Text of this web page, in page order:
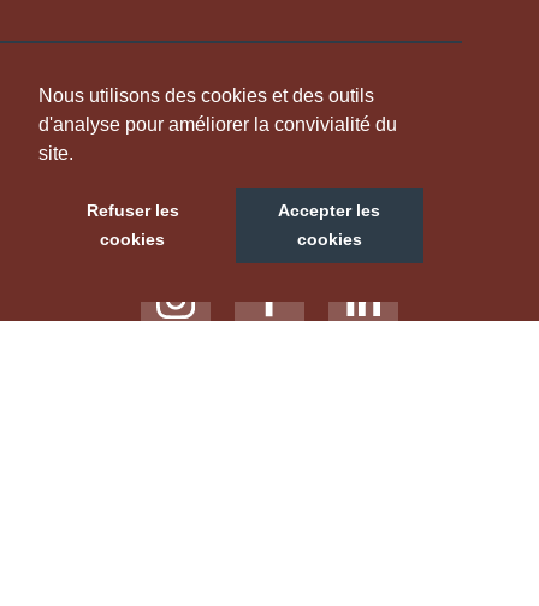
Nous utilisons des cookies et des outils
d'analyse pour améliorer la convivialité du
site.
Refuser les
cookies
Accepter les
cookies
NOUS SUIVRE